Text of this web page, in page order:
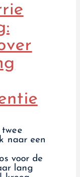
naar een
voor de
lang